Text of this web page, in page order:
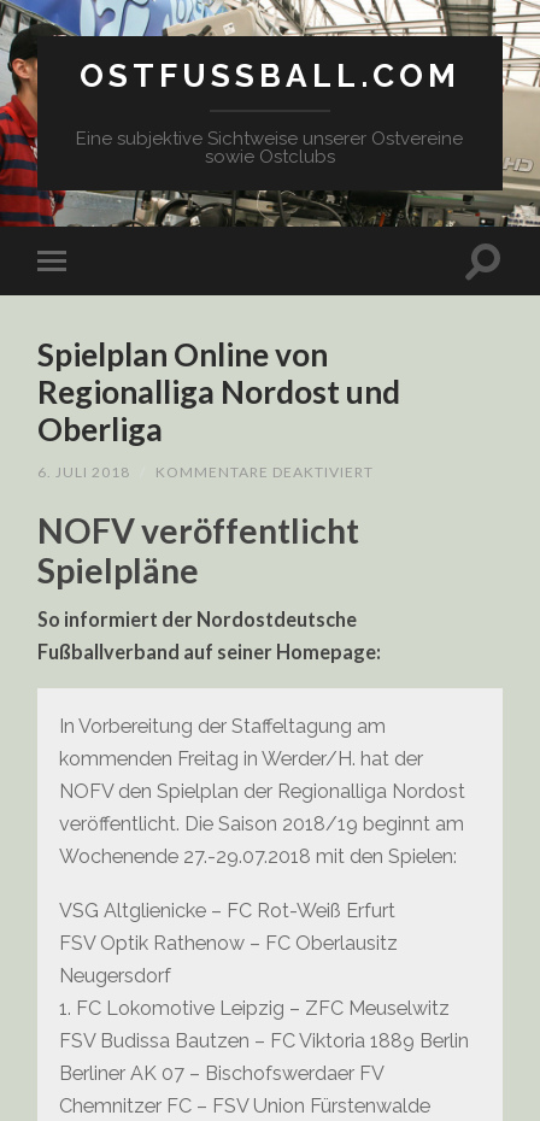
OSTFUSSBALL.COM
Eine subjektive Sichtweise unserer Ostvereine
sowie Ostclubs
Spielplan Online von
Regionalliga Nordost und
Oberliga
6. JULI 2018 KOMMENTARE DEAKTIVIERT
NOFV veröffentlicht
Spielpläne
So informiert der Nordostdeutsche
Fußballverband auf seiner Homepage:
In Vorbereitung der Staffeltagung am
kommenden Freitag in Werder/H. hat der
NOFV den Spielplan der Regionalliga Nordost
veröffentlicht. Die Saison 2018/19 beginnt am
Wochenende 27.-29.07.2018 mit den Spielen:
VSG Altglienicke – FC Rot-Weiß Erfurt
FSV Optik Rathenow – FC Oberlausitz
Neugersdorf
1. FC Lokomotive Leipzig – ZFC Meuselwitz
FSV Budissa Bautzen – FC Viktoria 1889 Berlin
Berliner AK 07 – Bischofswerdaer FV
Chemnitzer FC – FSV Union Fürstenwalde